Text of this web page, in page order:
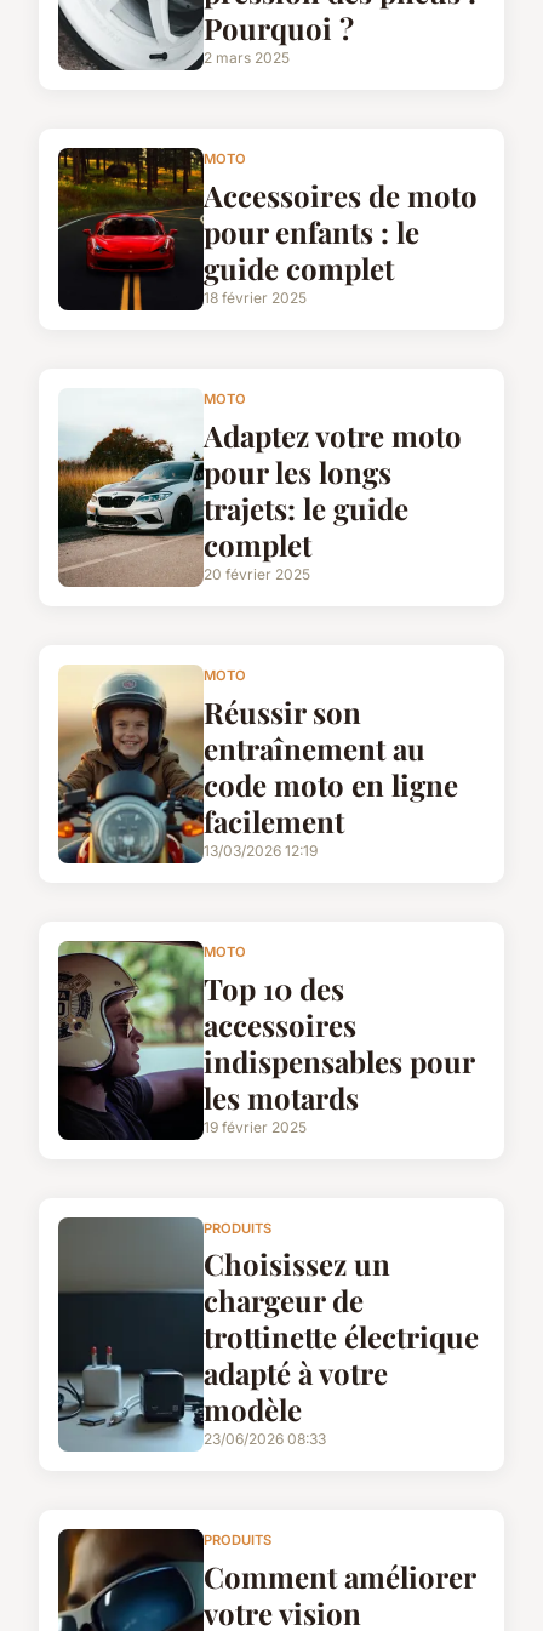
Pourquoi ?
2 mars 2025
MOTO
Accessoires de moto
pour enfants : le
guide complet
18 février 2025
MOTO
Adaptez votre moto
pour les longs
trajets: le guide
complet
20 février 2025
MOTO
Réussir son
entraînement au
code moto en ligne
facilement
13/03/2026 12:19
MOTO
Top 10 des
accessoires
indispensables pour
les motards
19 février 2025
PRODUITS
Choisissez un
chargeur de
trottinette électrique
adapté à votre
modèle
23/06/2026 08:33
PRODUITS
Comment améliorer
votre vision